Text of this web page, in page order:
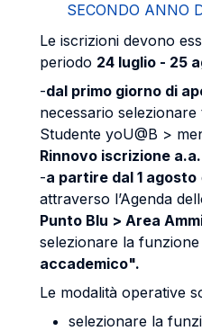
SECONDO ANNO
Le iscrizioni devono
periodo 24 luglio - 25
-dal primo giorno di
necessario
Studente yoU@B >
Rinnovo iscrizione
-a partire dal 1 agosto
attraverso l’Agenda
Punto Blu > Area
selezionare la funzione
accademico".
Le modalità operative
selezionare la